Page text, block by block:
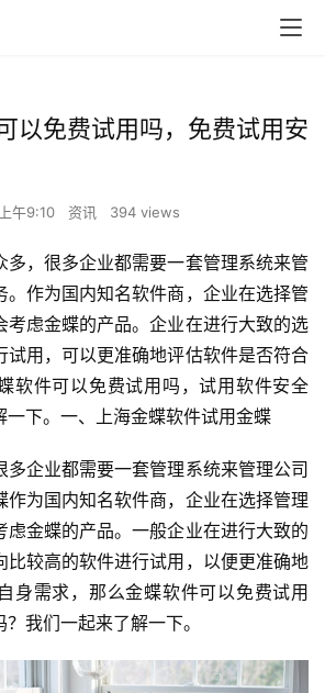
以免费试用吗，免费试用安
午9:10 资讯 394 views
多，很多企业都需要一套管理系统来管
。作为国内知名软件商，企业在选择管
考虑金蝶的产品。企业在进行大致的选
试用，可以更准确地评估软件是否符合
软件可以免费试用吗，试用软件安全
一下。一、上海金蝶软件试用金蝶
多企业都需要一套管理系统来管理公司
作为国内知名软件商，企业在选择管理
虑金蝶的产品。一般企业在进行大致的
比较高的软件进行试用，以便更准确地
身需求，那么金蝶软件可以免费试用
我们一起来了解一下。